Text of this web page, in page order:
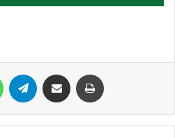
WhatsAppTelegram Compartilhar via e-mail